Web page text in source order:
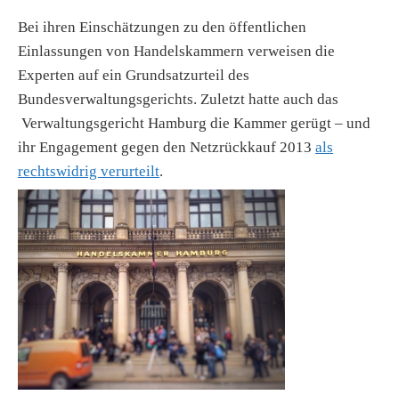
Bei ihren Einschätzungen zu den öffentlichen
Einlassungen von Handelskammern verweisen die
Experten auf ein Grundsatzurteil des
Bundesverwaltungsgerichts. Zuletzt hatte auch das
Verwaltungsgericht Hamburg die Kammer gerügt – und
ihr Engagement gegen den Netzrückkauf 2013 als
rechtswidrig verurteilt.